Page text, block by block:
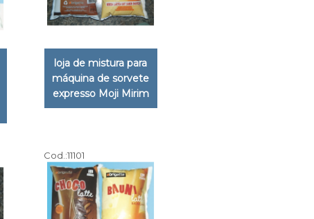
loja de mistura para
máquina de sorvete
expresso Moji Mirim
Cod.:11101